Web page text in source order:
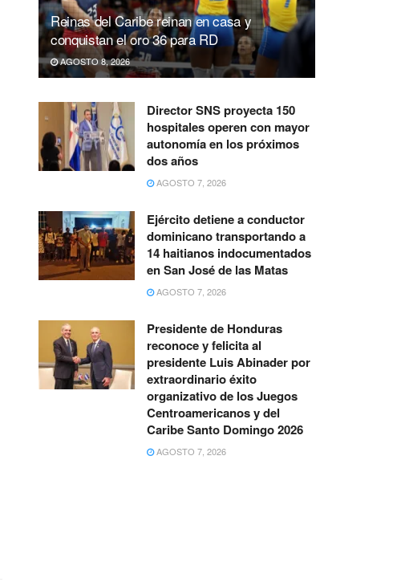
Reinas del Caribe reinan en casa y
conquistan el oro 36 para RD
AGOSTO 8, 2026
Director SNS proyecta 150
hospitales operen con mayor
autonomía en los próximos
dos años
AGOSTO 7, 2026
Ejército detiene a conductor
dominicano transportando a
14 haitianos indocumentados
en San José de las Matas
AGOSTO 7, 2026
Presidente de Honduras
reconoce y felicita al
presidente Luis Abinader por
extraordinario éxito
organizativo de los Juegos
Centroamericanos y del
Caribe Santo Domingo 2026
AGOSTO 7, 2026